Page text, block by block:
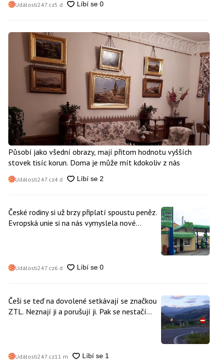
Události247.cz5 d
Působí jako všední obrazy, mají přitom hodnotu vyšších
stovek tisíc korun. Doma je může mít kdokoliv z nás
Události247.cz4 d
České rodiny si už brzy připlatí spoustu peněz.
Evropská unie si na nás vymyslela nové
Události247.cz6 d
Češi se teď na dovolené setkávají se značkou
ZTL. Neznají ji a porušují ji. Pak se nestačí
Události247.cz11 m